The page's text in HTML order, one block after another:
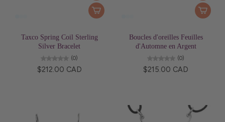
Taxco Spring Coil Sterling
Silver Bracelet
(0)
$212.00 CAD
Boucles d'oreilles Feuilles
d'Automne en Argent
(0)
$215.00 CAD